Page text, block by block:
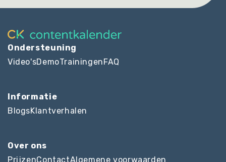
Ondersteuning
Video'sDemoTrainingenFAQ
Informatie
BlogsKlantverhalen
Over ons
PrijzenContactAlgemene voorwaarden